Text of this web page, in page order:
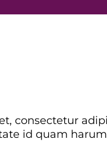
consectetur
id quam